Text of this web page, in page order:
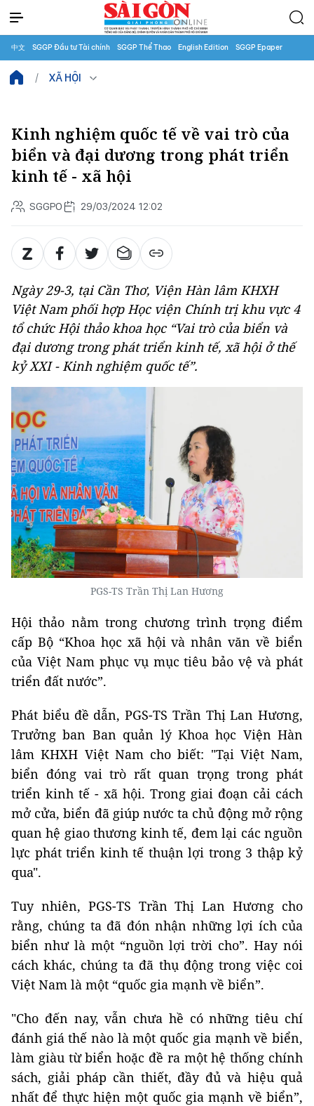
中文 SGGP Đầu tư Tài chính SGGP Thể Thao English Edition SGGP Epaper
XÃ HỘI
Kinh nghiệm quốc tế về vai trò của
biển và đại dương trong phát triển
kinh tế - xã hội
SGGPO 29/03/2024 12:02
Ngày 29-3, tại Cần Thơ, Viện Hàn lâm KHXH
Việt Nam phối hợp Học viện Chính trị khu vực 4
tổ chức Hội thảo khoa học “Vai trò của biển và
đại dương trong phát triển kinh tế, xã hội ở thế
kỷ XXI - Kinh nghiệm quốc tế”.
PGS-TS Trần Thị Lan Hương
Hội thảo nằm trong chương trình trọng điểm
cấp Bộ “Khoa học xã hội và nhân văn về biển
của Việt Nam phục vụ mục tiêu bảo vệ và phát
triển đất nước”.
Phát biểu đề dẫn, PGS-TS Trần Thị Lan Hương,
Trưởng ban Ban quản lý Khoa học Viện Hàn
lâm KHXH Việt Nam cho biết: "Tại Việt Nam,
biển đóng vai trò rất quan trọng trong phát
triển kinh tế - xã hội. Trong giai đoạn cải cách
mở cửa, biển đã giúp nước ta chủ động mở rộng
quan hệ giao thương kinh tế, đem lại các nguồn
lực phát triển kinh tế thuận lợi trong 3 thập kỷ
qua".
Tuy nhiên, PGS-TS Trần Thị Lan Hương cho
rằng, chúng ta đã đón nhận những lợi ích của
biển như là một “nguồn lợi trời cho”. Hay nói
cách khác, chúng ta đã thụ động trong việc coi
Việt Nam là một “quốc gia mạnh về biển”.
"Cho đến nay, vẫn chưa hề có những tiêu chí
đánh giá thế nào là một quốc gia mạnh về biển,
làm giàu từ biển hoặc đề ra một hệ thống chính
sách, giải pháp cần thiết, đầy đủ và hiệu quả
nhất để thực hiện một quốc gia mạnh về biển”,